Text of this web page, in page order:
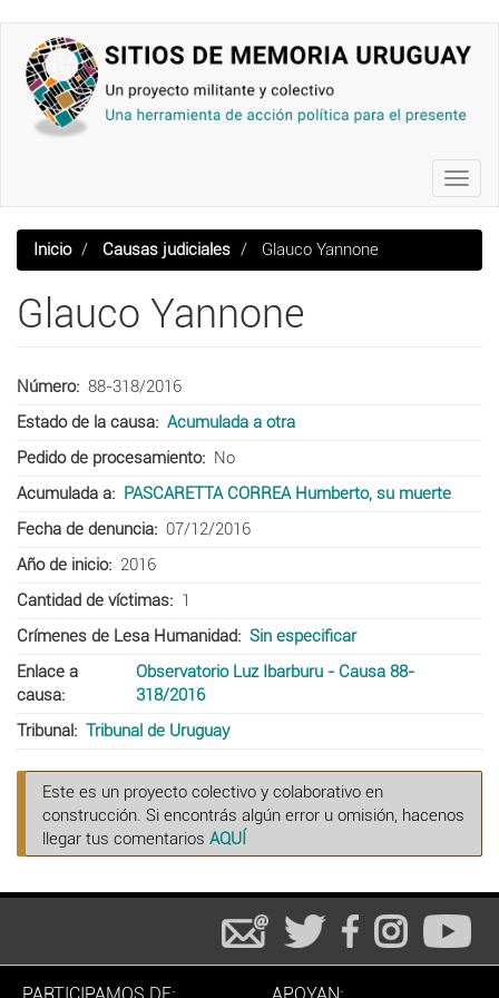
contenido
principal
Inicio Causas judiciales Glauco Yannone
Glauco Yannone
Número
88-318/2016
Estado de la causa
Acumulada a otra
Pedido de procesamiento
No
Acumulada a
PASCARETTA CORREA Humberto, su muerte
Fecha de denuncia
07/12/2016
Año de inicio
2016
Cantidad de víctimas
1
Crímenes de Lesa Humanidad
Sin especificar
Enlace a
causa
Observatorio Luz Ibarburu - Causa 88-
318/2016
Tribunal
Tribunal de Uruguay
Este es un proyecto colectivo y colaborativo en
construcción. Si encontrás algún error u omisión, hacenos
llegar tus comentarios AQUÍ